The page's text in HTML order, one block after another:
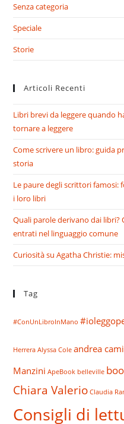
Senza categoria
Speciale
Storie
Articoli Recenti
Libri brevi da leggere quando
tornare a leggere
Come scrivere un libro: guida
storia
Le paure degli scrittori famosi:
i loro libri
Quali parole derivano dai
entrati nel linguaggio comune
Curiosità su Agatha Christie:
Tag
#ConUnLibroInMano
Herrera Alyssa Cole andrea
Manzini ApeBook belleville
Chiara Valerio Claudia
Consigli di